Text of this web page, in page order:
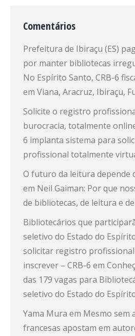
Comentários
Prefeitura de Ibiraçu (ES)
por manter bibliotecas
No Espírito Santo, CRB-6
em Viana, Aracruz, Ibiraçu,
Solicite o registro
burocracia, totalmente
6 implanta sistema para
profissional totalmente
O futuro da leitura depende
em Neil Gaiman: Por que
de bibliotecas, de leitura e
Bibliotecários que
seletivo do Estado do
solicitar registro profissional
inscrever – CRB-6 em
das 179 vagas para
seletivo do Estado do
Yama Mura em Mesmo sem
francesas apostam em